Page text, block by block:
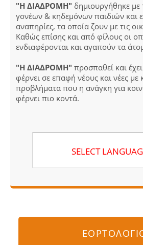
"Η ΔΙΑΔΡΟΜΗ" δημιουργήθηκε
γονέων & κηδεμόνων παιδιών και
αναπηρίες, τα οποία ζουν με τις
Καθώς επίσης και από φίλους οι
ενδιαφέρονται και αγαπούν τα
"Η ΔΙΑΔΡΟΜΗ" προσπαθεί και
φέρνει σε επαφή νέους και νέες με
προβλήματα που η ανάγκη για
φέρνει πιο κοντά.
SELECT